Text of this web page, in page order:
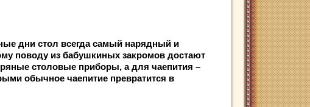
дни стол всегда самый нарядный и
поводу из бабушкиных закромов достают
столовые приборы, а для чаепития –
обычное чаепитие превратится в